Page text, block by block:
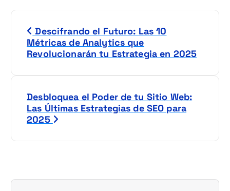
i
Descifrando el Futuro: Las 10
Métricas de Analytics que
Revolucionarán tu Estrategia en 2025
Desbloquea el Poder de tu Sitio Web:
Las Últimas Estrategias de SEO para
2025